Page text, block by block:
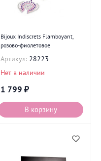
Bijoux Indiscrets Flamboyant,
розово-фиолетовое
Артикул: 28223
Нет в наличии
1 799 ₽
В корзину